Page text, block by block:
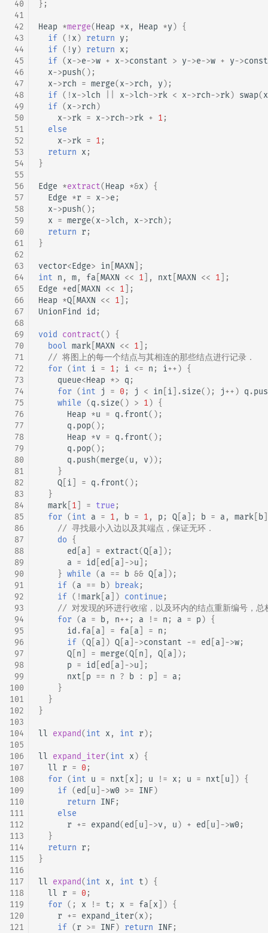
40
41
42
43
44
45
46
47
48
49
50
51
52
53
54
55
56
57
58
59
60
61
62
63
64
65
66
67
68
69
70
71
72
73
74
75
76
77
78
79
80
81
82
83
84
85
86
87
88
89
90
91
92
93
94
95
96
97
98
99
100
101
102
103
104
105
106
107
108
109
110
111
112
113
114
115
116
117
118
119
120
121
};
Heap *merge(Heap *x, Heap *y) {
if ( ! x) return y;
if ( ! y) return x;
if (x->e->w + x->constant > y->e->w + y->
x->push();
x->rch = merge(x->rch , y);
if ( ! x->lch x->lch->rk < x->rch->rk) swap(x
if (x->rch)
x->rk = x->rch->rk + 1 ;
else
x->rk = 1 ;
return x;
}
Edge *extract(Heap *&x) {
Edge *r = x->e ;
x->push();
x = merge(x->lch , x->rch);
return r;
}
vector<Edge> in MAXN ];
int n , m, fa MAXN << 1 ], nxt MAXN << 1 ];
Edge *ed MAXN << 1 ];
Heap *Q MAXN << 1 ];
UnionFind
id ;
void contract() {
bool mark MAXN << 1 ];
// 将图上的每一个结点与其相连的那些结点进行记录．
for (int i = 1 ; i <= n ; i++) {
queue<Heap *> q ;
for (int j = 0; j < in i ].size(); j++) q .
while (q .size() > 1) {
Heap *u = q .front();
q .pop();
Heap *v = q .front();
q .pop();
q .push(merge(u , v));
}
Q i = q .front();
}
mark 1 = true ;
for (int a = 1 , b = 1 , p ; Q a ]; b = a , mark b
// 寻找最小入边以及其端点，保证无环．
do {
ed
a = extract(Q a ]);
a = id ed a ->u ];
} while (a == b && Q a ]);
if (a == b) break;
if ( !mark a ]) continue ;
// 对发现的环进行收缩，以及环内的结点重新编号，总
for (a = b, n++ ; a != n ; a = p) {
id .fa a = fa a = n ;
if (Q a ]) Q a ->constant -= ed a ->w;
Q n = merge(Q n ], Q a ]);
p = id ed a ->u ];
nxt p == n ? b : p = a ;
}
}
}
ll expand(int x, int r);
ll expand_iter(int x) {
ll r = 0;
for (int u = nxt x ]; u != x; u = nxt u ]) {
if (ed u ->w0 >= INF)
return INF;
else
r += expand(ed u ->v, u) + ed u ->w0 ;
}
return r;
}
ll expand(int x, int t) {
ll r = 0;
for (; x != t ; x = fa x ]) {
r += expand_iter(x);
if (r >= INF) return INF;